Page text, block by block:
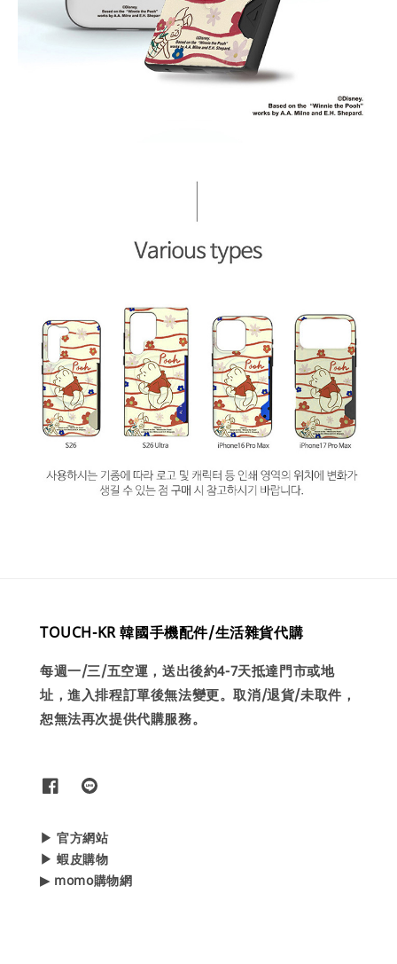
TOUCH-KR 韓國手機配件/生活雜貨代購
每週一/三/五空運，送出後約4-7天抵達門市或地
址，進入排程訂單後無法變更。取消/退貨/未取件，
恕無法再次提供代購服務。
▶ 官方網站
▶ 蝦皮購物
▶ momo購物網